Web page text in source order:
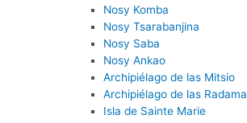
Nosy Komba
Nosy Tsarabanjina
Nosy Saba
Nosy Ankao
Archipiélago de las Mitsio
Archipiélago de las Radama
Isla de Sainte Marie